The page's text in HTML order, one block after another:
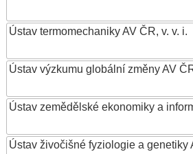
Ústav termomechaniky AV ČR, v. v. i.
Ústav výzkumu globální změny AV
Ústav zemědělské ekonomiky a
Ústav živočišné fyziologie a genetiky